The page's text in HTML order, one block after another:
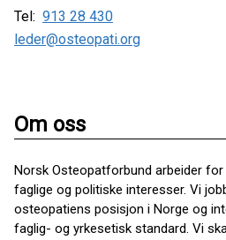
Tel: 913 28 430
leder@osteopati.org
Om oss
Norsk Osteopatforbund arbeider
faglige og politiske interesser. Vi
osteopatiens posisjon i Norge og
faglig- og yrkesetisk standard. Vi